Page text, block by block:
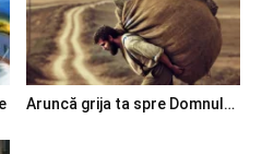
Aruncă grija ta spre Domnul…